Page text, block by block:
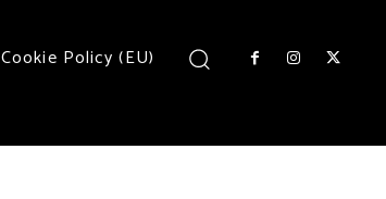
Cookie Policy (EU)